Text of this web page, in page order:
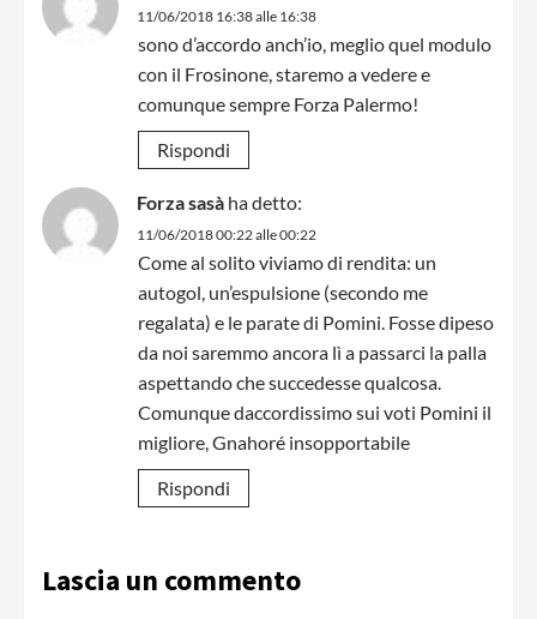
11/06/2018 16:38 alle 16:38
sono d’accordo anch’io, meglio quel modulo
con il Frosinone, staremo a vedere e
comunque sempre Forza Palermo!
Rispondi
Forza sasà ha detto:
11/06/2018 00:22 alle 00:22
Come al solito viviamo di rendita: un
autogol, un’espulsione (secondo me
regalata) e le parate di Pomini. Fosse dipeso
da noi saremmo ancora lì a passarci la palla
aspettando che succedesse qualcosa.
Comunque daccordissimo sui voti Pomini il
migliore, Gnahoré insopportabile
Rispondi
Lascia un commento